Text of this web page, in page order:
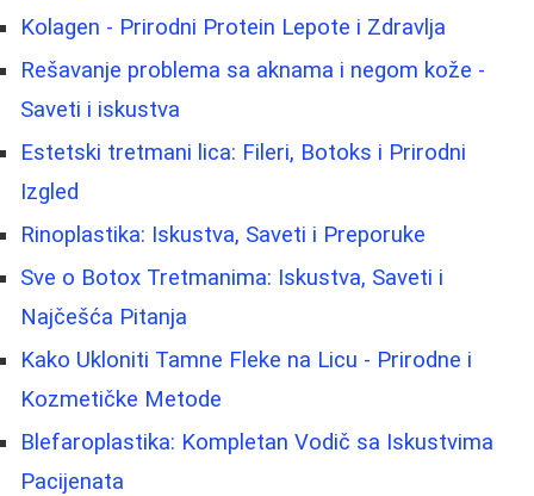
Kolagen - Prirodni Protein Lepote i Zdravlja
Rešavanje problema sa aknama i negom kože -
Saveti i iskustva
Estetski tretmani lica: Fileri, Botoks i Prirodni
Izgled
Rinoplastika: Iskustva, Saveti i Preporuke
Sve o Botox Tretmanima: Iskustva, Saveti i
Najčešća Pitanja
Kako Ukloniti Tamne Fleke na Licu - Prirodne i
Kozmetičke Metode
Blefaroplastika: Kompletan Vodič sa Iskustvima
Pacijenata